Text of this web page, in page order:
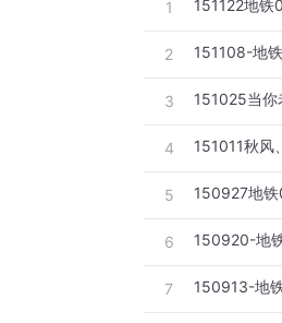
1 151122地铁
2 151108-地
3 151025当你
4 151011秋
5 150927地铁
6 150920-地
7 150913-地